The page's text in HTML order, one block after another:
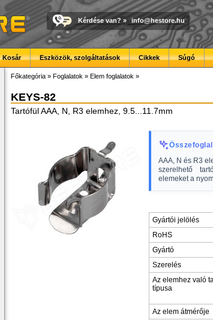
Kérdése van? » info@hestore.hu
Kosár Eszközök, szolgáltatások Cikkek Súgó
Főkategória » Foglalatok » Elem foglalatok »
KEYS-82
Tartófül AAA, N, R3 elemhez, 9.5...11.7mm
AAA, N és R3
szerelhető
elemeket a
Gyártói jelölés
RoHS
Gyártó
Szerelés
Az elemhez való
típusa
Az elem átmérője